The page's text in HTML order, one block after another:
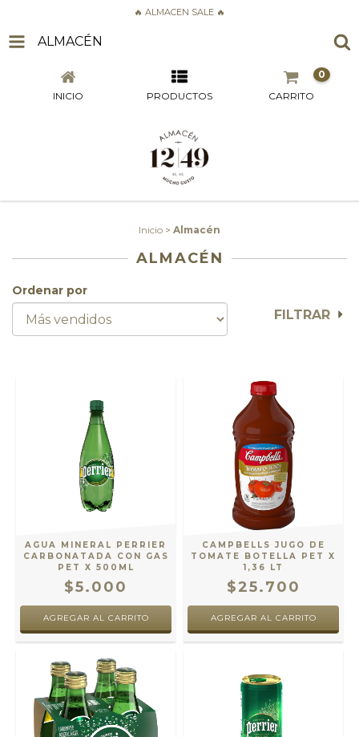
🔥 ALMACEN SALE 🔥
ALMACÉN
INICIO PRODUCTOS CARRITO
0
Inicio > Almacén
ALMACÉN
Ordenar por
FILTRAR
AGUA MINERAL PERRIER
CARBONATADA CON GAS
PET X 500ML
$5.000
CAMPBELLS JUGO DE
TOMATE BOTELLA PET X
1,36 LT
$25.700